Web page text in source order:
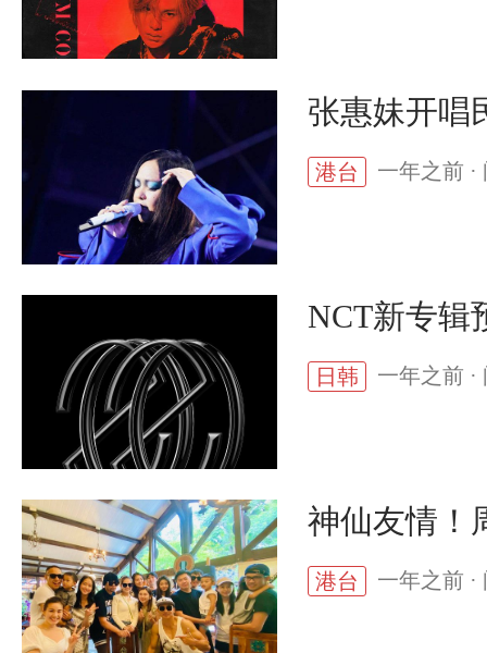
张惠妹开唱
港台 一年之前 ·
NCT新专辑
日韩 一年之前 ·
神仙友情！
港台 一年之前 ·